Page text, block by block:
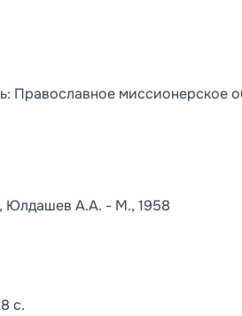
Православное миссионерское
Юлдашев А.А. - М., 1958
с.